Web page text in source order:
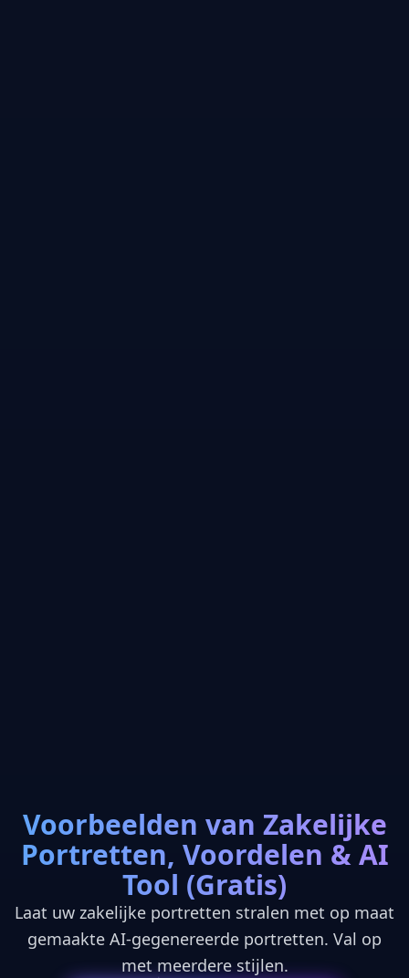
Voorbeelden van Zakelijke
Portretten, Voordelen & AI
Tool (Gratis)
Laat uw zakelijke portretten stralen met op maat
gemaakte AI-gegenereerde portretten. Val op
met meerdere stijlen.